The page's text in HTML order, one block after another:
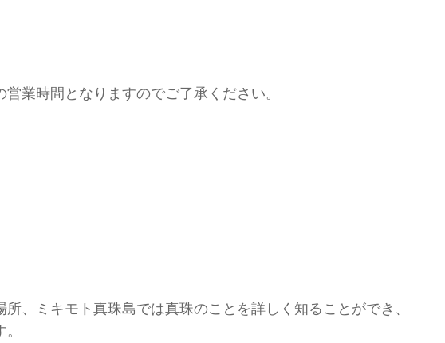
業時間となりますのでご了承ください。
、ミキモト真珠島では真珠のことを詳しく知ることができ、